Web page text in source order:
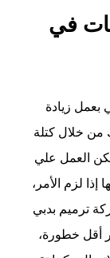
في
بعمل زيادة
من خلال كتلة
العمل علي
لزم الأمر،
ترميم بدبي
أقل خطورة،